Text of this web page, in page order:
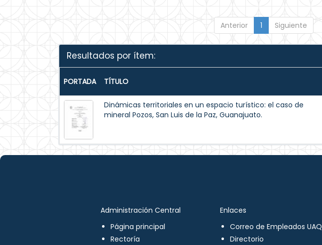
Anterior 1 Siguiente
Resultados por ítem:
PORTADA TÍTULO
Dinámicas territoriales en un espacio turístico: el caso de
mineral Pozos, San Luis de la Paz, Guanajuato.
Administración Central
Página principal
Rectoría
Enlaces
Correo de Empleados UAQ
Directorio